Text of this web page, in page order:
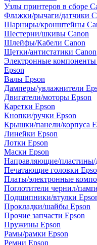
Узлы принтеров в сборе
Флажки/рычаги/датчики
Шарниры/кронштейны
Шестерни/шкивы Canon
Шлейфы/Кабели Canon
Щетки/антистатики Canon
Электронные компоненты
Epson
Валы Epson
Дамперы/увлажнители
Двигатели/моторы Epson
Каретки Epson
Кнопки/ручки Epson
Крышки/панели/корпуса
Линейки Epson
Лотки Epson
Маски Epson
Направляющие/пластины/
Печатающие головки
Платы/электронные
Поглотители чернил/
Подшипники/втулки
Прокладки/шайбы Epson
Прочие запчасти Epson
Пружины Epson
Рамы/рамки Epson
Ремни Epson